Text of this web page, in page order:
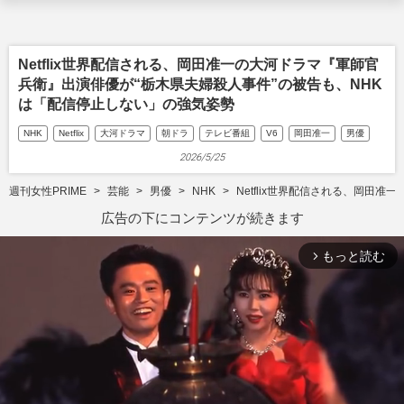
Netflix世界配信される、岡田准一の大河ドラマ『軍師官
兵衛』出演俳優が“栃木県夫婦殺人事件”の被告も、NHK
は「配信停止しない」の強気姿勢
NHK Netflix 大河ドラマ 朝ドラ テレビ番組 V6 岡田准一 男優
2026/5/25
週刊女性PRIME 芸能 男優 NHK Netflix世界配信される、岡田准一
広告の下にコンテンツが続きます
arrow_forward_ios もっと読む